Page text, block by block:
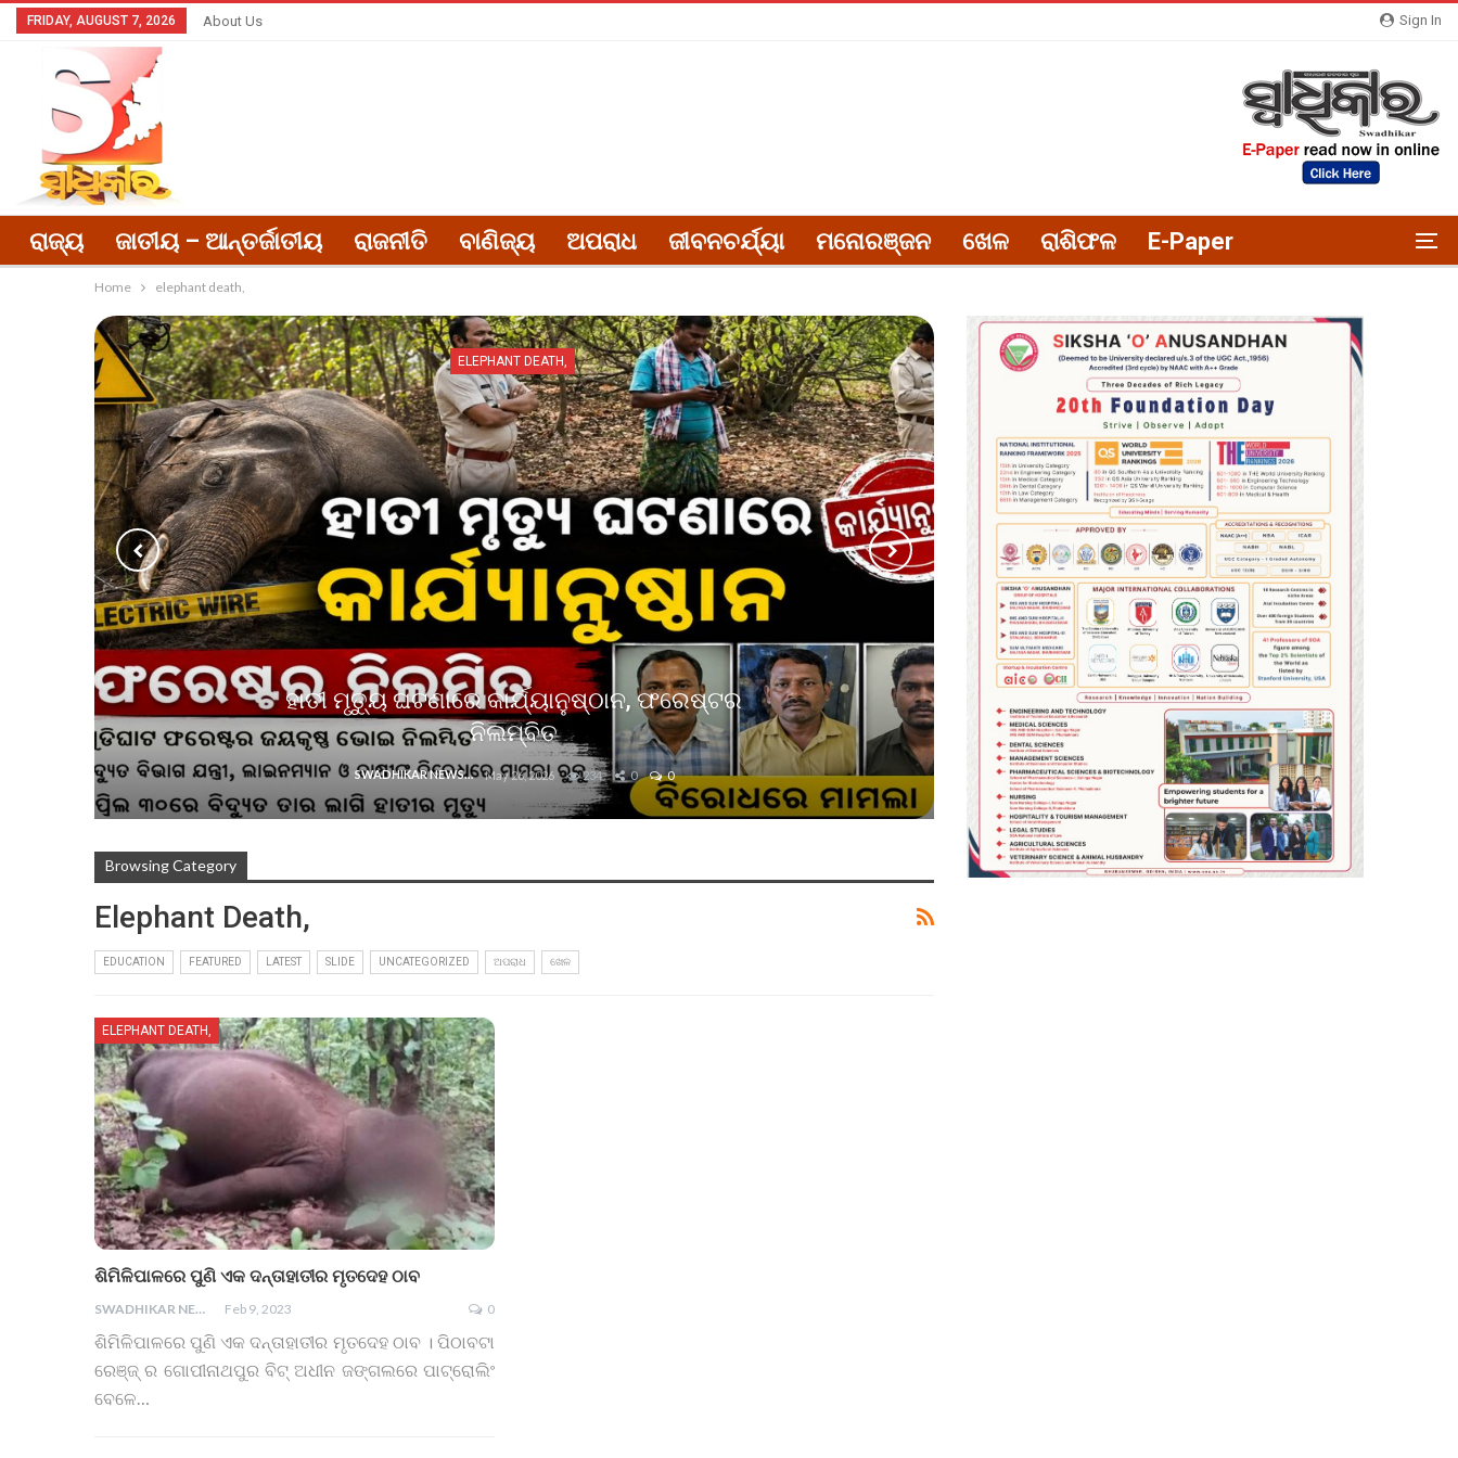
Sign In
FRIDAY, AUGUST 7, 2026 About Us
ରାଜ୍ୟ ଜାତୀୟ – ଆନ୍ତର୍ଜାତୀୟ ରାଜନୀତି ବାଣିଜ୍ୟ ଅପରାଧ ଜୀବନଚର୍ଯ୍ୟା ମନୋରଞ୍ଜନ ଖେଳ ରାଶିଫଳ E-Paper
Home elephant death,
ELEPHANT DEATH,
ହାତୀ ମୃତ୍ୟୁ ଘଟଣାରେ କାର୍ଯ୍ୟାନୁଷ୍ଠାନ, ଫରେଷ୍ଟର
ନିଲମ୍ବିତ
SWADHIKAR NEWS May 26, 2026 234 0 0
ELEPHANT DEATH,
SWADHIKAR NEWS Feb 27, 2026
Browsing Category
Elephant Death,
EDUCATION FEATURED LATEST SLIDE UNCATEGORIZED ଅପରାଧ ଖେଳ
ELEPHANT DEATH,
ଶିମିଳିପାଳରେ ପୁଣି ଏକ ଦନ୍ତାହାତୀର ମୃତଦେହ ଠାବ
SWADHIKAR NEWS Feb 9, 2023 0
ଶିମିଳିପାଳରେ ପୁଣି ଏକ ଦନ୍ତାହାତୀର ମୃତଦେହ ଠାବ । ପିଠାବଟା
ରେଞ୍ଜ୍ ର ଗୋପୀନାଥପୁର ବିଟ୍ ଅଧୀନ ଜଙ୍ଗଲରେ ପାଟ୍ରୋଲିଂ
ବେଳେ…